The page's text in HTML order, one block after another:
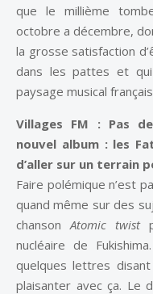
que le millième
octobre a décembre,
la grosse satisfaction
dans les pattes et
paysage musical
Villages FM : Pas
nouvel album : les
d’aller sur un terrain
Faire polémique n’est
quand même sur des
chansonAtomic twist
nucléaire de
quelques lettres
plaisanter avec ça. Le